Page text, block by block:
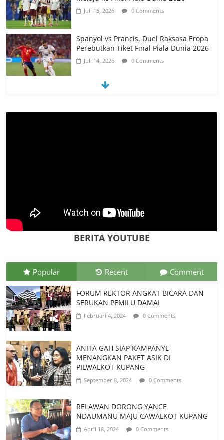
Juli 14, 2026
untuk Mendukung Perkuliahan di Era
Digital
Juni 10, 2026 0 Comments
PSN Ngada Pesta Gol, Libas MRC
PEMKAB MANGGARAI BARAT
MEMELIHARA LOCE UNTUK
Juli 22, 2026 0 Comments
BERITA YOUTUBE
Popular Recent Comment
FORUM REKTOR ANGKAT BICARA DAN
SERUKAN PEMILU DAMAI
Februari 4, 2024 0 Comments
ANITA GAH SIAP KAMPANYE
MENANGKAN PAKET ASIK DI
PILWALKOT KUPANG
September 8, 2024 0 Comments
RELAWAN DORONG YANCE
NDAUMANU MAJU CAWALKOT KUPANG
April 18, 2024 0 Comments